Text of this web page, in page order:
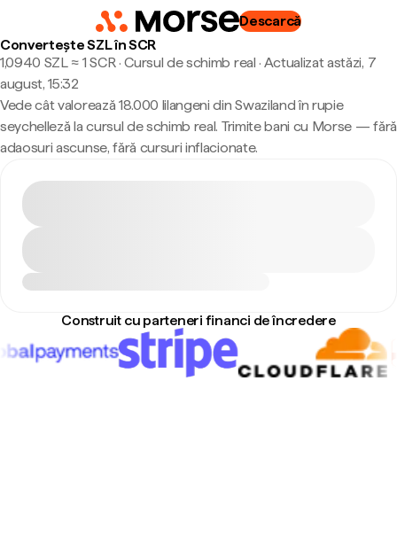
Descarcă
Convertește SZL în SCR
1,0940 SZL ≈ 1 SCR · Cursul de schimb real · Actualizat astăzi, 7
august, 15:32
Vede cât valorează 18.000 lilangeni din Swaziland în rupie
seychelleză la cursul de schimb real. Trimite bani cu Morse — fără
adaosuri ascunse, fără cursuri inflacionate.
Construit cu parteneri financi de încredere